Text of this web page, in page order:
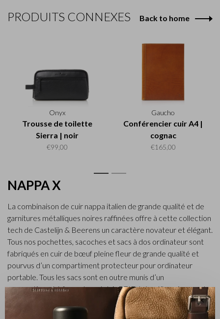
PRODUITS CONNEXES Back to home
Onyx
Trousse de toilette
Sierra | noir
€99,00
Gaucho
Conférencier cuir A4 |
cognac
€165,00
1 2
NAPPA X
La combinaison de cuir nappa italien de grande qualité et de
garnitures métalliques noires raffinées offre à cette collection
tech de Castelijn & Beerens un caractère novateur et élégant.
Tous nos pochettes, sacoches et sacs à dos ordinateur sont
fabriqués en cuir de bœuf pleine fleur de grande qualité et
pourvus d’un compartiment protecteur pour ordinateur
portable. Tous les sacs sont en outre munis d’un
compartiment à fermeture éclair RFID très utile qui permet
de protéger vos cartes de crédit et/ou votre passeport
contre une lecture à distance. Le logo C&B subtil en métal
✕